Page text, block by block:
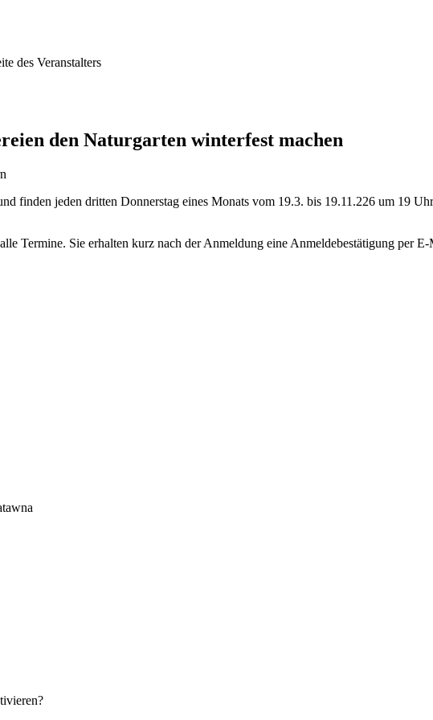
des Veranstalters
den Naturgarten winterfest machen
finden jeden dritten Donnerstag eines Monats vom 19.3. bis 19.11.226 um 19
Termine. Sie erhalten kurz nach der Anmeldung eine Anmeldebestätigung per